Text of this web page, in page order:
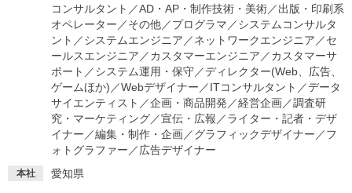
就活支援
就活ノウハウが満載！
就活コラム
お役立ち記事・相談室など
適職診断
あなたに合う仕事を診断！
就活チャンネル
動画で対策講座をチェック
就活ニュースペーパー
就活時事ニュースを更新
よくある質問
コンサルタント ／AD・AP・制作技術・美術／出版・印刷系
オペレーター ／その他／プログラマ ／システムコンサルタ
ント ／システムエンジニア ／ネットワークエンジニア ／セ
ールスエンジニア ／カスタマーエンジニア ／カスタマーサ
ポート ／システム運用・保守／ディレクター(Web、広告、
ゲームほか) ／Webデザイナー ／ITコンサルタント ／データ
サイエンティスト ／企画・商品開発 ／経営企画／調査研
究・マーケティング／宣伝・広報 ／ライター・記者・デザ
イナー ／編集・制作・企画／グラフィックデザイナー ／フ
ォトグラファー ／広告デザイナー
本社 愛知県